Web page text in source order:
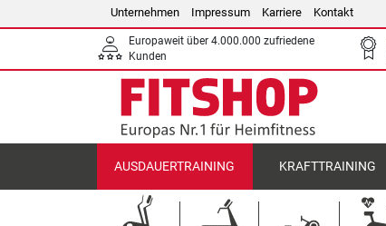
Unternehmen Impressum Karriere Kontakt
Europaweit über 4.000.000 zufriedene
Kunden
AUSDAUERTRAINING KRAFTTRAINING